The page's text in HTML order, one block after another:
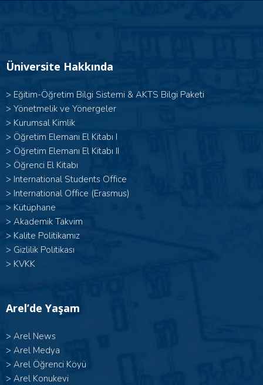
Üniversite Hakkında
> Eğitim-Öğretim Bilgi Sistemi & AKTS Bilgi Paketi
> Yönetmelik ve Yönergeler
> Kurumsal Kimlik
> Öğretim Elemanı El Kitabı I
> Öğretim Elemanı El Kitabı II
> Öğrenci El Kitabı
> International Students Office
> International Office (Erasmus)
> Kütüphane
> Akademik Takvim
> Kalite Politikamız
> Gizlilik Politikası
> KVKK
Arel’de Yaşam
> Arel News
> Arel Medya
> Arel Öğrenci Köyü
> Arel Konukevi